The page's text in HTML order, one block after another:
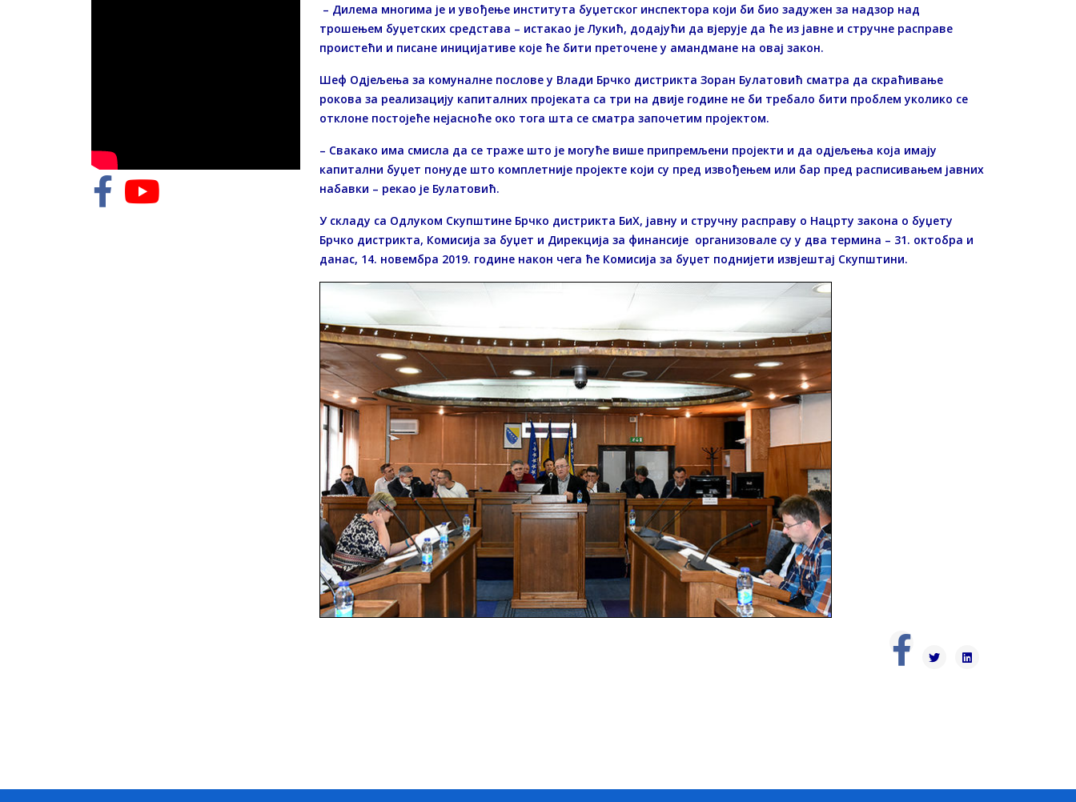
– Дилема многима је и увођење института буџетског инспектора који би био задужен за надзор над
трошењем буџетских средстава – истакао је Лукић, додајући да вјерује да ће из јавне и стручне расправе
проистећи и писане иницијативе које ће бити преточене у амандмане на овај закон.
Шеф Одјељења за комуналне послове у Влади Брчко дистрикта Зоран Булатовић сматра да скраћивање
рокова за реализацију капиталних пројеката са три на двије године не би требало бити проблем уколико се
отклоне постојеће нејасноће око тога шта се сматра започетим пројектом.
– Свакако има смисла да се траже што је могуће више припремљени пројекти и да одјељења која имају
капитални буџет понуде што комплетније пројекте који су пред извођењем или бар пред расписивањем јавних
набавки – рекао је Булатовић.
У складу са Одлуком Скупштине Брчко дистрикта БиХ, јавну и стручну расправу о Нацрту закона о буџету
Брчко дистрикта, Комисија за буџет и Дирекција за финансије организовале су у два термина – 31. октобра и
данас, 14. новембра 2019. године након чега ће Комисија за буџет поднијети извјештај Скупштини.